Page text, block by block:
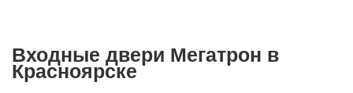
Входные двери Мегатрон в
Красноярске